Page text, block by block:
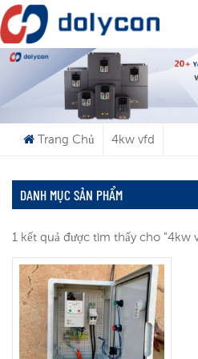
Bạn Đang Tìm
Trang Chủ 4kw vfd
DANH MỤC SẢN PHẨM
1 kết quả được tìm thấy cho "4kw